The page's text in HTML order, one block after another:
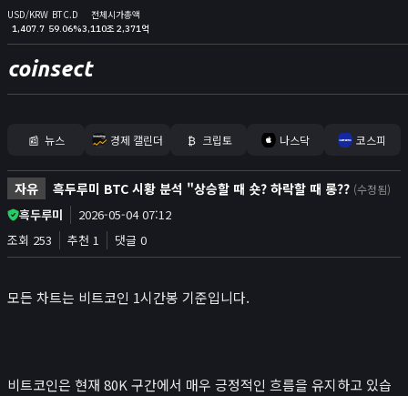
USD/KRW
1,407.7
BTC.D
59.06%
전체시가총액
3,110조 2,371억
coinsect
홈
커뮤니티
📊
실시간 포지션
🐳
리치리스트
📰 뉴스 경제 캘린더 ₿ 크립토 나스닥 코스피
자유 흑두루미 BTC 시황 분석 "상승할 때 숏? 하락할 때 롱?? (수정됨)
흑두루미
2026-05-04 07:12
조회 253
추천 1 댓글 0
모든 차트는 비트코인 1시간봉 기준입니다.
비트코인은 현재 80K 구간에서 매우 긍정적인 흐름을 유지하고 있습